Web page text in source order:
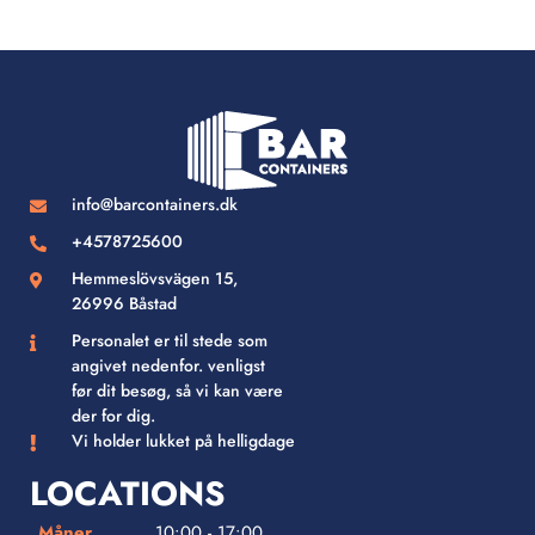
info@barcontainers.dk
+4578725600
Hemmeslövsvägen 15,
26996 Båstad
Personalet er til stede som
angivet nedenfor. venligst
før dit besøg, så vi kan være
der for dig.
Vi holder lukket på helligdage
LOCATIONS